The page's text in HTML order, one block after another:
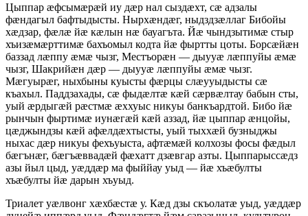
Цыппар ӕфсымӕрӕй иу дӕр нал сыздӕхт, сӕ адзалы
фӕндагыл бафтыдысты. Нырхӕндӕг, ныдздзӕллаг Бибойы
хӕдзар, фӕлӕ йӕ кӕлын нӕ бауагъта. Йӕ чындзытимӕ стыр
хъизӕмӕрттимӕ бахъомыл кодта йӕ фыртты цоты. Борсӕйӕн
баззад лӕппу ӕмӕ чызг, Местъорӕн — дыууӕ лӕппуйы ӕмӕ
чызг, Шакрийӕн дӕр — дыууӕ лӕппуйы ӕмӕ чызг.
Мӕгуырӕг, ныхбыны куысты фӕрцы слӕууыдысты сӕ
къахыл. Паддзахады, сӕ фыдӕлтӕ кӕй сӕрвӕлтау бабын сты,
уый ӕрдыгӕй рӕстмӕ ӕххуыс никуы банкъардтой. Бибо йӕ
рынчын фыртимӕ иунӕгӕй кӕй аззад, йӕ цыппар ӕнцойы,
цӕджындзы кӕй афӕлдӕхтысты, уый тыххӕй бузныджы
ныхас дӕр никуы фехъуыста, афтӕмӕй колхозы фосы фӕдыл
бӕгънӕг, бӕгъӕввадӕй фӕхатт дзӕвгар азты. Цыппарыссӕдз
азы йыл цыд, уӕддӕр ма фыййау уыд — йӕ хъӕбулты
хъӕбулты йӕ дарын хъуыд.
Триалет уӕлвонг хӕхбӕстӕ у. Кӕд дзы скъолатӕ уыд, уӕддӕр